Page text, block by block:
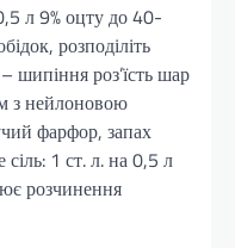
л 9% оцту до 40-
розподіліть
роз’їсть шар
з нейлоновою
фарфор, запах
сіль: 1 ст. л. на 0,5 л
розчинення